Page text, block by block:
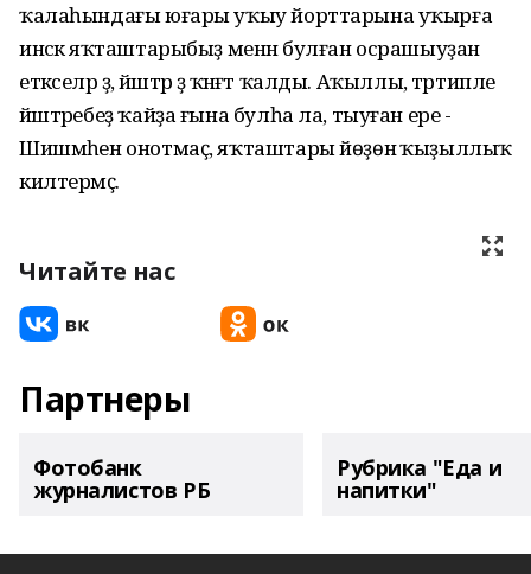
ҡалаһындағы юғары уҡыу йорттарына уҡырға
инәсәк яҡташтарыбыҙ менән булған осрашыуҙан
етәкселәр ҙә, йәштәр ҙә ҡәнәғәт ҡалды. Аҡыллы, тәртипле
йәштәребеҙ ҡайҙа ғына булһа ла, тыуған ере -
Шишмәһен онотмаҫ, яҡташтары йөҙөнә ҡыҙыллыҡ
килтермәҫ.
Читайте нас
Партнеры
Фотобанк
журналистов РБ
Рубрика "Еда и
напитки"